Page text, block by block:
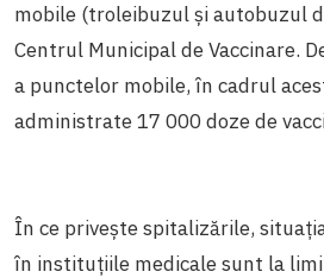
mobile (troleibuzul și autobuzul
Centrul Municipal de Vaccinare.
a punctelor mobile, în cadrul
administrate 17 000 doze de
În ce privește spitalizările,
în instituțiile medicale sunt la